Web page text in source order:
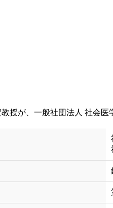
授が、一般社団法人 社会